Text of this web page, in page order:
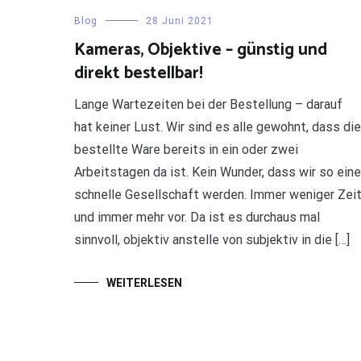
Blog 28 Juni 2021
Kameras, Objektive – günstig und
direkt bestellbar!
Lange Wartezeiten bei der Bestellung – darauf
hat keiner Lust. Wir sind es alle gewohnt, dass die
bestellte Ware bereits in ein oder zwei
Arbeitstagen da ist. Kein Wunder, dass wir so eine
schnelle Gesellschaft werden. Immer weniger Zeit
und immer mehr vor. Da ist es durchaus mal
sinnvoll, objektiv anstelle von subjektiv in die […]
WEITERLESEN